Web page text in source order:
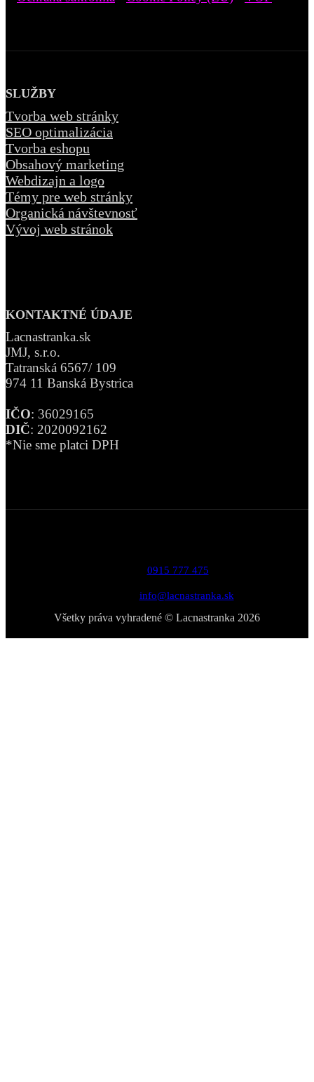
SLUŽBY
Tvorba web stránky
SEO optimalizácia
Tvorba eshopu
Obsahový marketing
Webdizajn a logo
Témy pre web stránky
Organická návštevnosť
Vývoj web stránok
KONTAKTNÉ ÚDAJE
Lacnastranka.sk
JMJ, s.r.o.
Tatranská 6567/ 109
974 11 Banská Bystrica
IČO: 36029165
DIČ: 2020092162
*Nie sme platci DPH
0915 777 475
info@lacnastranka.sk
Všetky práva vyhradené © Lacnastranka 2026